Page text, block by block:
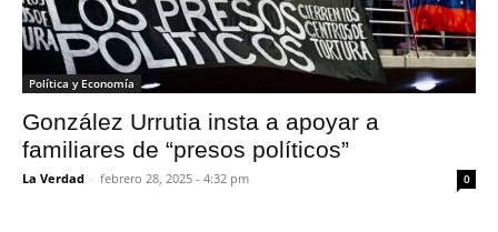
Política y Economía
González Urrutia insta a apoyar a
familiares de “presos políticos”
La Verdad - febrero 28, 2025 - 4:32 pm 0